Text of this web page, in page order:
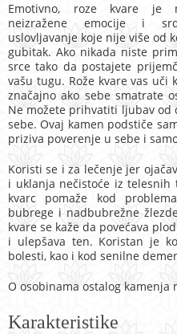
Emotivno, roze kvare je
neizražene emocije i
uslovljavanje koje nije više od
gubitak. Ako nikada niste
srce tako da postajete
vašu tugu. Rože kvare vas uči
značajno ako sebe smatrate
Ne možete prihvatiti ljubav
sebe. Ovaj kamen podstiče
priziva poverenje u sebe i
Koristi se i za lečenje jer
i uklanja nečistoće iz telesnih
kvarc pomaže kod
bubrege i nadbubrežne
kvare se kaže da povećava
i ulepšava ten. Koristan je
bolesti, kao i kod senilne
O osobinama ostalog kamenja
Karakteristike